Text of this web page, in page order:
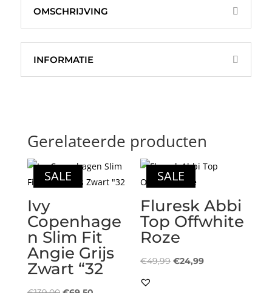
OMSCHRIJVING
INFORMATIE
Gerelateerde producten
SALE
Ivy
Copenhage
n Slim Fit
Angie Grijs
Zwart “32
SALE
Fluresk Abbi
Top Offwhite
Roze
€49,99 Oorspronkelijke
€24,99Huidige